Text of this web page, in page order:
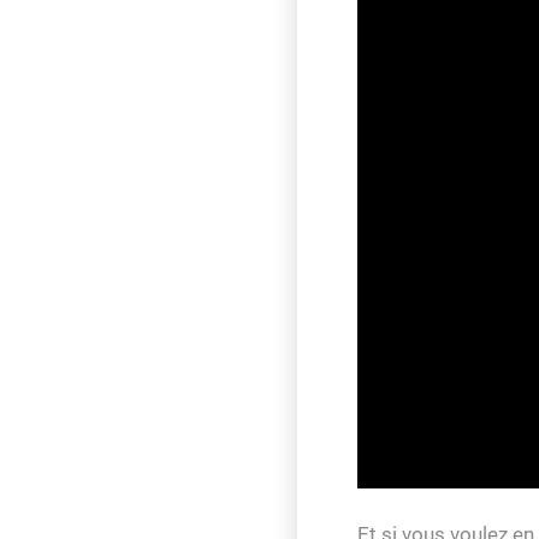
Et si vous voulez